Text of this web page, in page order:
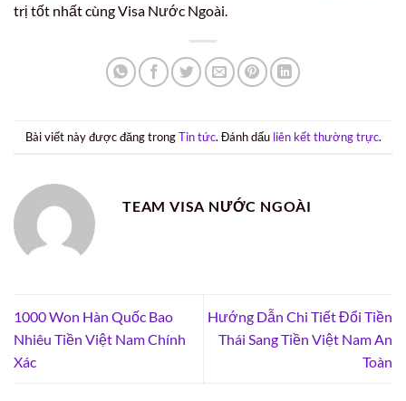
trị tốt nhất cùng Visa Nước Ngoài.
Bài viết này được đăng trongTin tức. Đánh dấu liên kết thường trực.
TEAM VISA NƯỚC NGOÀI
1000 Won Hàn Quốc Bao
Nhiêu Tiền Việt Nam Chính
Xác
Hướng Dẫn Chi Tiết Đổi Tiền
Thái Sang Tiền Việt Nam An
Toàn